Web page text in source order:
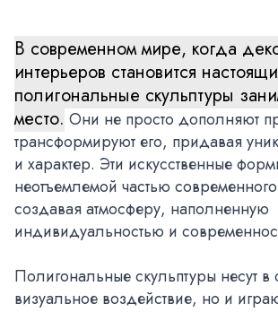
В современном мире, когда
интерьеров становится
полигональные скульптуры
место. Они не просто дополняют
трансформируют его, придавая
и характер. Эти искусственные
неотъемлемой частью
создавая атмосферу, наполненную
индивидуальностью и
Полигональные скульптуры несут в
визуальное воздействие, но и